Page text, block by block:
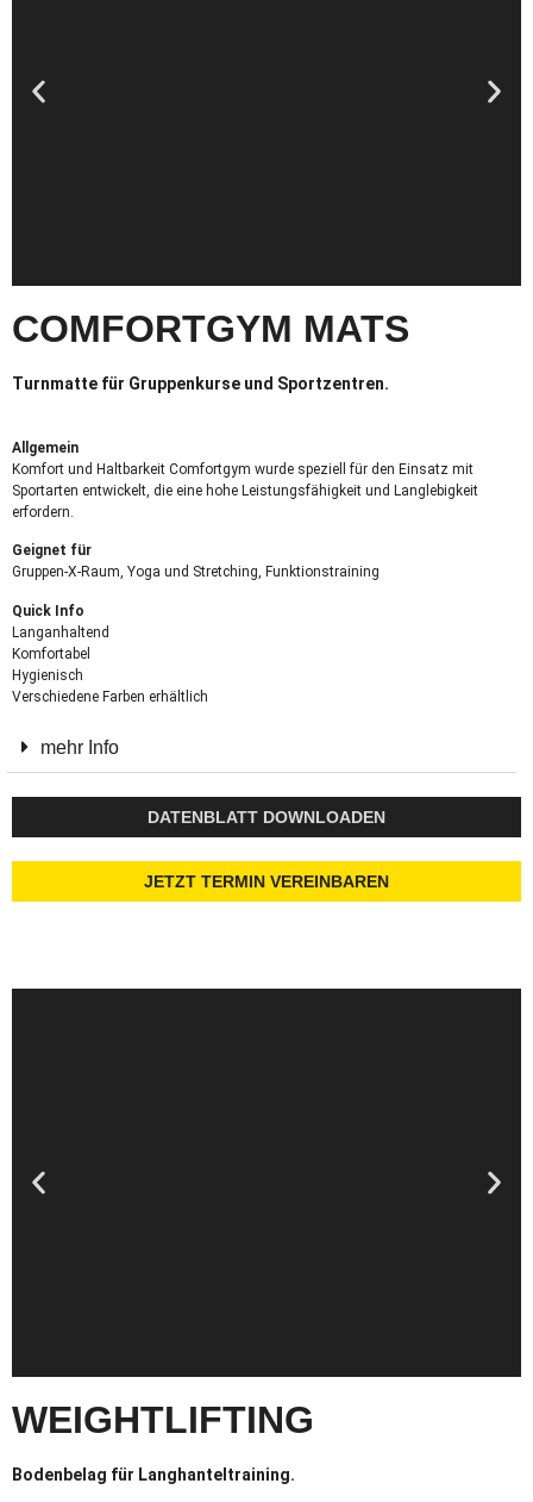
COMFORTGYM MATS
Turnmatte für Gruppenkurse und Sportzentren.
Allgemein
Komfort und Haltbarkeit Comfortgym wurde speziell für den Einsatz mit
Sportarten entwickelt, die eine hohe Leistungsfähigkeit und Langlebigkeit
erfordern.
Geignet für
Gruppen-X-Raum, Yoga und Stretching, Funktionstraining
Quick Info
Langanhaltend
Komfortabel
Hygienisch
Verschiedene Farben erhältlich
mehr Info
DATENBLATT DOWNLOADEN
JETZT TERMIN VEREINBAREN
WEIGHTLIFTING
Bodenbelag für Langhanteltraining.